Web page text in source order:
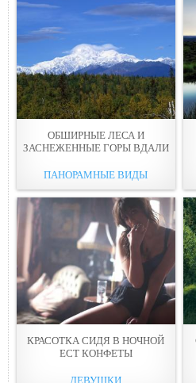
ОБШИРНЫЕ ЛЕСА И
ЗАСНЕЖЕННЫЕ ГОРЫ ВДАЛИ
ПАНОРАМНЫЕ ВИДЫ
КРАСОТКА СИДЯ В НОЧНОЙ
ЕСТ КОНФЕТЫ
ДЕВУШКИ